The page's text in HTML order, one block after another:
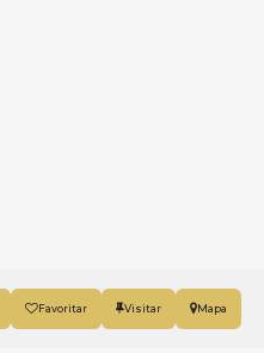
Favoritar Mapa